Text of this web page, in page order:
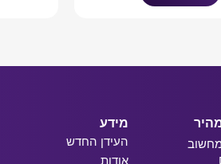
מידע
העידן החדש
אודות